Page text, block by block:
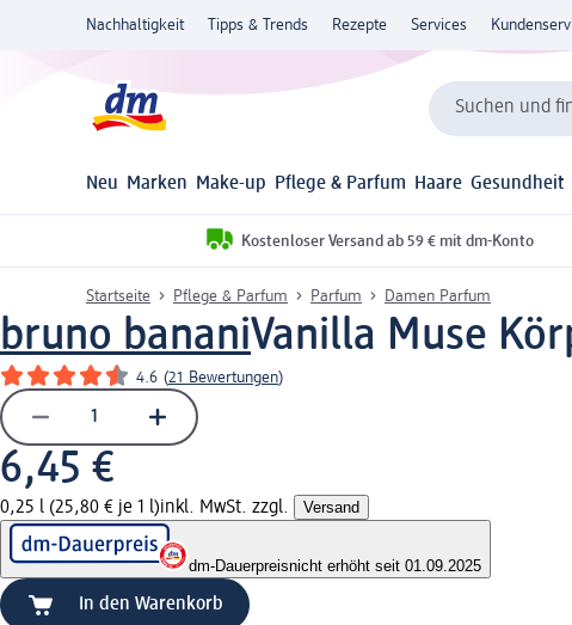
Nachhaltigkeit Tipps & Trends Rezepte Services
Suchen und
Neu Marken Make-up Pflege & Parfum Haare Gesundheit
Kostenloser Versand ab 59 € mit dm-Konto
Startseite Pflege & Parfum Parfum Damen Parfum
bruno bananiVanilla Muse
4.6 (21 Bewertungen)
6,45 €
0,25 l (25,80 € je 1 l)inkl. MwSt. zzgl. Versand
dm-Dauerpreisnicht erhöht seit 01.09.2025
In den Warenkorb